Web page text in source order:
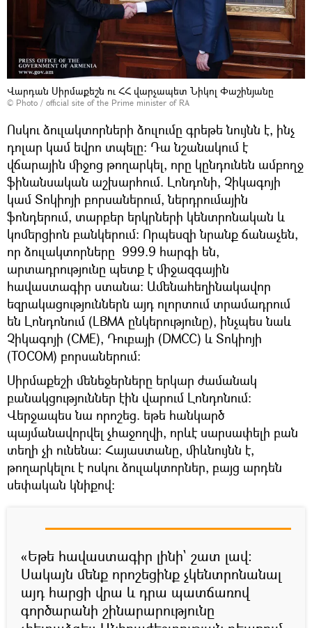
Վարդան Սիրմաքեշն ու ՀՀ վարչապետ Նիկոլ Փաշինյանը
© Photo / official site of the Prime minister of RA
Ոսկու ձուլակտորների ձուլումը գրեթե նույնն է, ինչ
դոլար կամ եվրո տպելը։ Դա նշանակում է
վճարային միջոց թողարկել, որը կընդունեն ամբողջ
ֆինանսական աշխարհում. Լոնդոնի, Չիկագոյի
կամ Տոկիոյի բորսաներում, ներդրումային
ֆոնդերում, տարբեր երկրների կենտրոնական և
կոմերցիոն բանկերում։ Որպեսզի նրանք ճանաչեն,
որ ձուլակտորները 999.9 հարգի են,
արտադրությունը պետք է միջազգային
հավաստագիր ստանա։ Ամենահեղինակավոր
եզրակացություններն այդ ոլորտում տրամադրում
են Լոնդոնում (LBMA ընկերությունը), ինչպես նաև
Չիկագոյի (CME), Դուբայի (DMCC) և Տոկիոյի
(TOCOM) բորսաներում։
Սիրմաքեշի մենեջերները երկար ժամանակ
բանակցություններ էին վարում Լոնդոնում։
Վերջապես նա որոշեց. եթե հանկարծ
պայմանավորվել չհաջողվի, որևէ սարսափելի բան
տեղի չի ունենա։ Հայաստանը, միևնույնն է,
թողարկելու է ոսկու ձուլակտորներ, բայց արդեն
սեփական կնիքով։
«Եթե հավաստագիր լինի` շատ լավ։
Սակայն մենք որոշեցինք չկենտրոնանալ
այդ հարցի վրա և դրա պատճառով
գործարանի շինարարությունը